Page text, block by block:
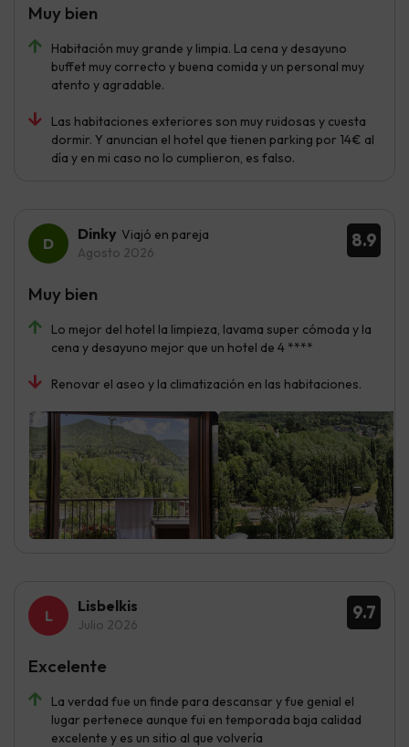
Habitación muy grande y limpia. La cena y desayuno
buffet muy correcto y buena comida y un personal muy
atento y agradable.
Las habitaciones exteriores son muy ruidosas y cuesta
dormir. Y anuncian el hotel que tienen parking por 14€ al
día y en mi caso no lo cumplieron, es falso.
Muy bien
8.9
Dinky Viajó en pareja
Agosto 2026
Lo mejor del hotel la limpieza, lavama super cómoda y la
cena y desayuno mejor que un hotel de 4 ****
Renovar el aseo y la climatización en las habitaciones.
Muy bien
9.7
Lisbelkis
Julio 2026
La verdad fue un finde para descansar y fue genial el
lugar pertenece aunque fui en temporada baja calidad
excelente y es un sitio al que volvería
Excelente